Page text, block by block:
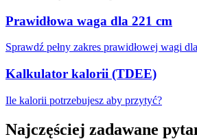
Prawidłowa waga dla 221 cm
Sprawdź pełny zakres prawidłowej wagi
Kalkulator kalorii (TDEE)
Ile kalorii potrzebujesz aby przytyć?
Najczęściej zadawane